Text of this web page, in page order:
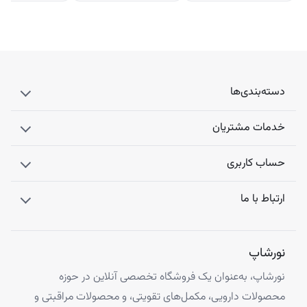
دسته‌بندی‌ها
خدمات مشتریان
حساب کاربری
ارتباط با ما
نورشاپ
نورشاپ، به‌عنوان یک فروشگاه تخصصی آنلاین در حوزه
محصولات دارویی، مکمل‌های تقویتی، و محصولات مراقبتی و